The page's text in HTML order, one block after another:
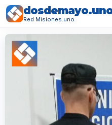
Red Misiones.uno